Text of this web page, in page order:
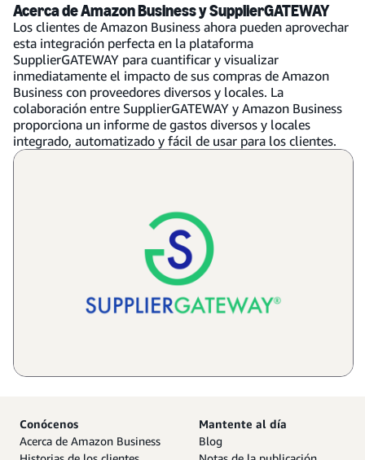
Acerca de Amazon Business y SupplierGATEWAY
Los clientes de Amazon Business ahora pueden aprovechar
esta integración perfecta en la plataforma
SupplierGATEWAY para cuantificar y visualizar
inmediatamente el impacto de sus compras de Amazon
Business con proveedores diversos y locales. La
colaboración entre SupplierGATEWAY y Amazon Business
proporciona un informe de gastos diversos y locales
integrado, automatizado y fácil de usar para los clientes.
Conócenos
Acerca de Amazon Business
Mantente al día
Blog